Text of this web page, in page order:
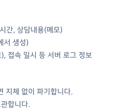
간, 상담내용(메모)
서 생성)
접속 일시 등 서버 로그 정보
지체 없이 파기합니다.
합니다.